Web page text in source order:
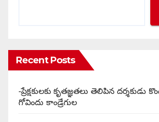
Recent Posts
-ప్రేక్షకులకు కృతజ్ఞతలు తెలిపిన దర్శకుడు
గోవిందు కాండ్రేగుల